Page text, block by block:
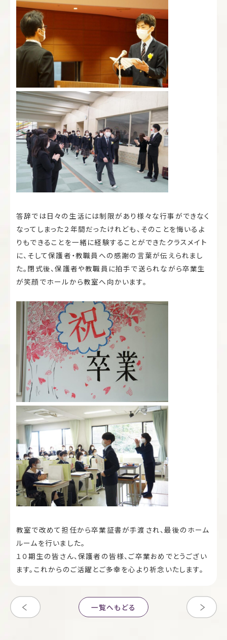
答辞では日々の生活には制限があり様々な行事ができなく
なってしまった２年間だったけれども、そのことを悔いるよ
りもできることを一緒に経験することができたクラスメイト
に、そして保護者・教職員への感謝の言葉が伝えられまし
た。閉式後、保護者や教職員に拍手で送られながら卒業生
が笑顔でホールから教室へ向かいます。
教室で改めて担任から卒業証書が手渡され、最後のホーム
ルームを行いました。
１０期生の皆さん、保護者の皆様、ご卒業おめでとうござい
ます。これからのご活躍とご多幸を心より祈念いたします。
一覧へもどる